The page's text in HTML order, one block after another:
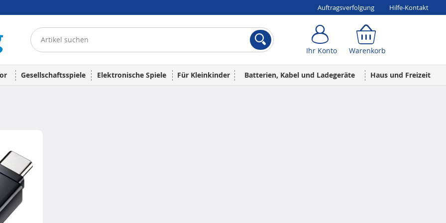
Auftragsverfolgung Hilfe-Kontakt
Ihr Konto Warenkorb
Gesellschaftsspiele Elektronische Spiele Für Kleinkinder Batterien, Kabel und Ladegeräte Haus und Freizeit
Ihr Konto Warenkorb